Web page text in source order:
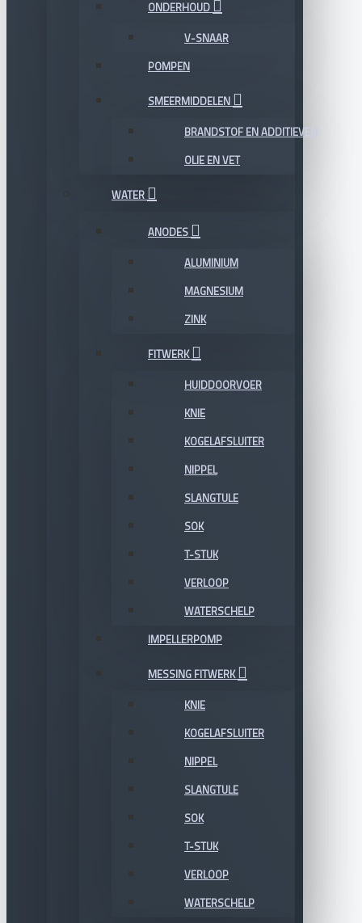
ONDERHOUD
V-SNAAR
POMPEN
SMEERMIDDELEN
BRANDSTOF EN ADDITIEVEN
OLIE EN VET
WATER
ANODES
ALUMINIUM
MAGNESIUM
ZINK
FITWERK
HUIDDOORVOER
KNIE
KOGELAFSLUITER
NIPPEL
SLANGTULE
SOK
T-STUK
VERLOOP
WATERSCHELP
IMPELLERPOMP
MESSING FITWERK
KNIE
KOGELAFSLUITER
NIPPEL
SLANGTULE
SOK
T-STUK
VERLOOP
WATERSCHELP